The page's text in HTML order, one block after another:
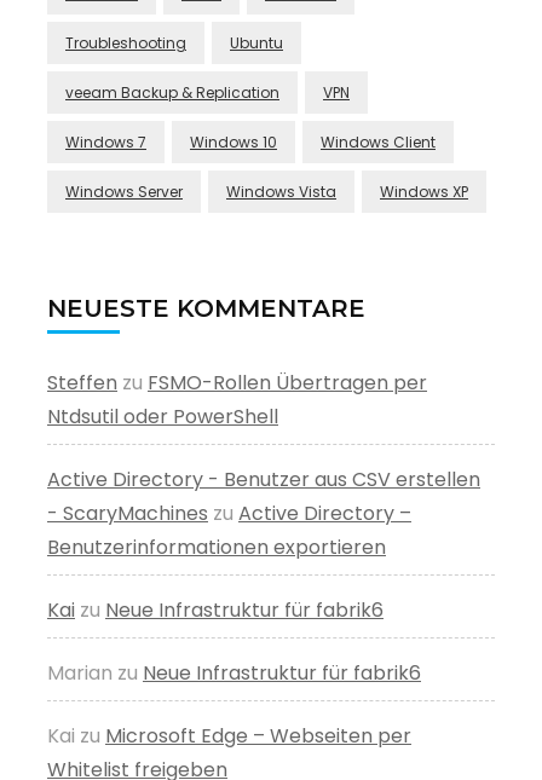
Troubleshooting Ubuntu
veeam Backup & Replication VPN
Windows 7 Windows 10 Windows Client
Windows Server Windows Vista Windows XP
NEUESTE KOMMENTARE
Steffen zu FSMO-Rollen Übertragen per
Ntdsutil oder PowerShell
Active Directory - Benutzer aus CSV erstellen
- ScaryMachines zu Active Directory –
Benutzerinformationen exportieren
Kai zu Neue Infrastruktur für fabrik6
Marian zu Neue Infrastruktur für fabrik6
Kai zu Microsoft Edge – Webseiten per
Whitelist freigeben